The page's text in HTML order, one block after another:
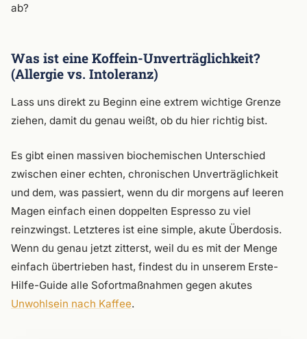
ab?
Was ist eine Koffein-Unverträglichkeit?
(Allergie vs. Intoleranz)
Lass uns direkt zu Beginn eine extrem wichtige Grenze
ziehen, damit du genau weißt, ob du hier richtig bist.
Es gibt einen massiven biochemischen Unterschied
zwischen einer echten, chronischen Unverträglichkeit
und dem, was passiert, wenn du dir morgens auf leeren
Magen einfach einen doppelten Espresso zu viel
reinzwingst. Letzteres ist eine simple, akute Überdosis.
Wenn du genau jetzt zitterst, weil du es mit der Menge
einfach übertrieben hast, findest du in unserem Erste-
Hilfe-Guide alle Sofortmaßnahmen gegen akutes
Unwohlsein nach Kaffee.